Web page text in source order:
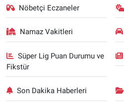
Nöbetçi Eczaneler
Namaz Vakitleri
Süper Lig Puan Durumu ve
Fikstür
Son Dakika Haberleri